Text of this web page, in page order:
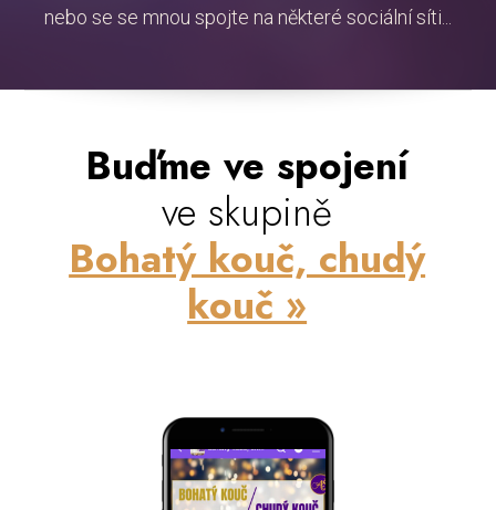
nebo se se mnou spojte na některé sociální síti...
Buďme ve spojení
ve skupině
Bohatý kouč, chudý
kouč »